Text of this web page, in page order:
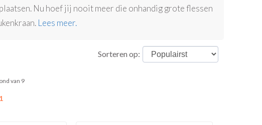
Nu hoef jij nooit meer die onhandig grote flessen
Lees meer.
Sorteren op:
van 9
1